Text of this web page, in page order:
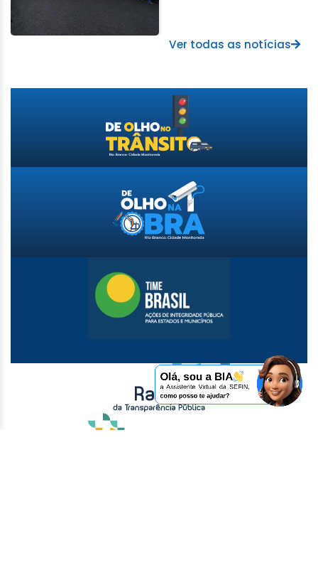
Ver todas as notícias